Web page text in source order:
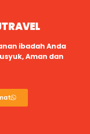
ibadah Anda
Aman dan